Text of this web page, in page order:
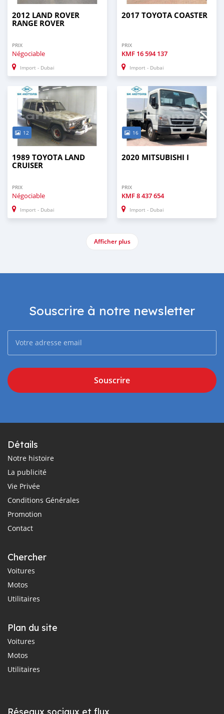
2012 LAND ROVER
RANGE ROVER
PRIX
Négociable
Import - Dubai
2017 TOYOTA COASTER
PRIX
KMF 16 594 137
Import - Dubai
12
1989 TOYOTA LAND
CRUISER
PRIX
Négociable
Import - Dubai
16
2020 MITSUBISHI I
PRIX
KMF8 437 654
Import - Dubai
Afficher plus
Souscrire à notre newsletter
Souscrire
Détails
Notre histoire
La publicité
Vie Privée
Conditions Générales
Promotion
Contact
Chercher
Voitures
Motos
Utilitaires
Plan du site
Voitures
Motos
Utilitaires
Réseaux sociaux et flux